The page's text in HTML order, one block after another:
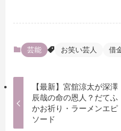
芸能 お笑い芸人 借
【最新】宮舘涼太が深澤
辰哉の命の恩人？だてふ
かお祈り・ラーメンエピ
ソード